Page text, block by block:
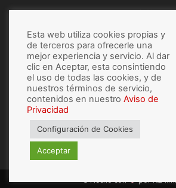
© Hecho con por
Esta web utiliza cookies propias y
de terceros para ofrecerle una
mejor experiencia y servicio. Al dar
clic en Aceptar, esta consintiendo
el uso de todas las cookies, y de
nuestros términos de servicio,
contenidos en nuestro Aviso de
Privacidad
Configuración de Cookies
Acceptar